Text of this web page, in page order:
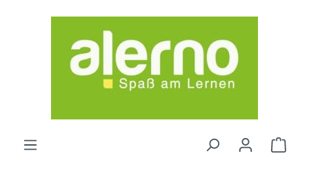
Saltar al contenido principal
El